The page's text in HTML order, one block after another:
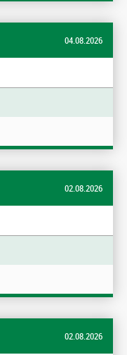
04.08.2026
02.08.2026
02.08.2026